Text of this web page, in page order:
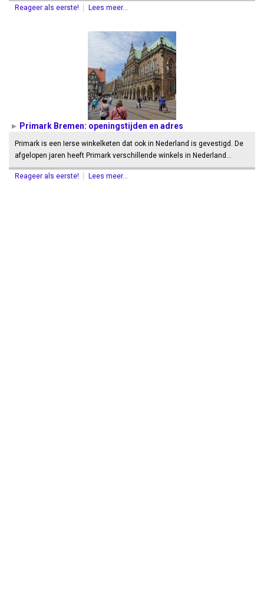
Reageer als eerste! Lees meer...
Primark Bremen: openingstijden en adres
Primark is een Ierse winkelketen dat ook in Nederland is gevestigd. De
afgelopen jaren heeft Primark verschillende winkels in Nederland…
Reageer als eerste! Lees meer...